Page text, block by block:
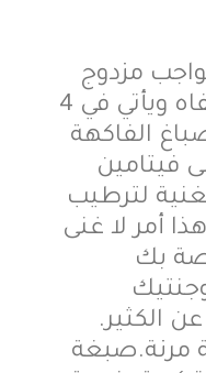
مزدوج
ويأتي في
الفاكهة
فيتامين
لترطيب
هذا أمر لا غنى
بك
عن الكثير.
مرنة.صبغة